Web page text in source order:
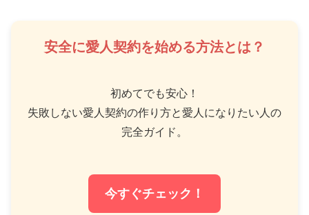
安全に愛人契約を始める方法とは？
初めてでも安心！
失敗しない愛人契約の作り方と愛人になりたい人の
完全ガイド。
今すぐチェック！